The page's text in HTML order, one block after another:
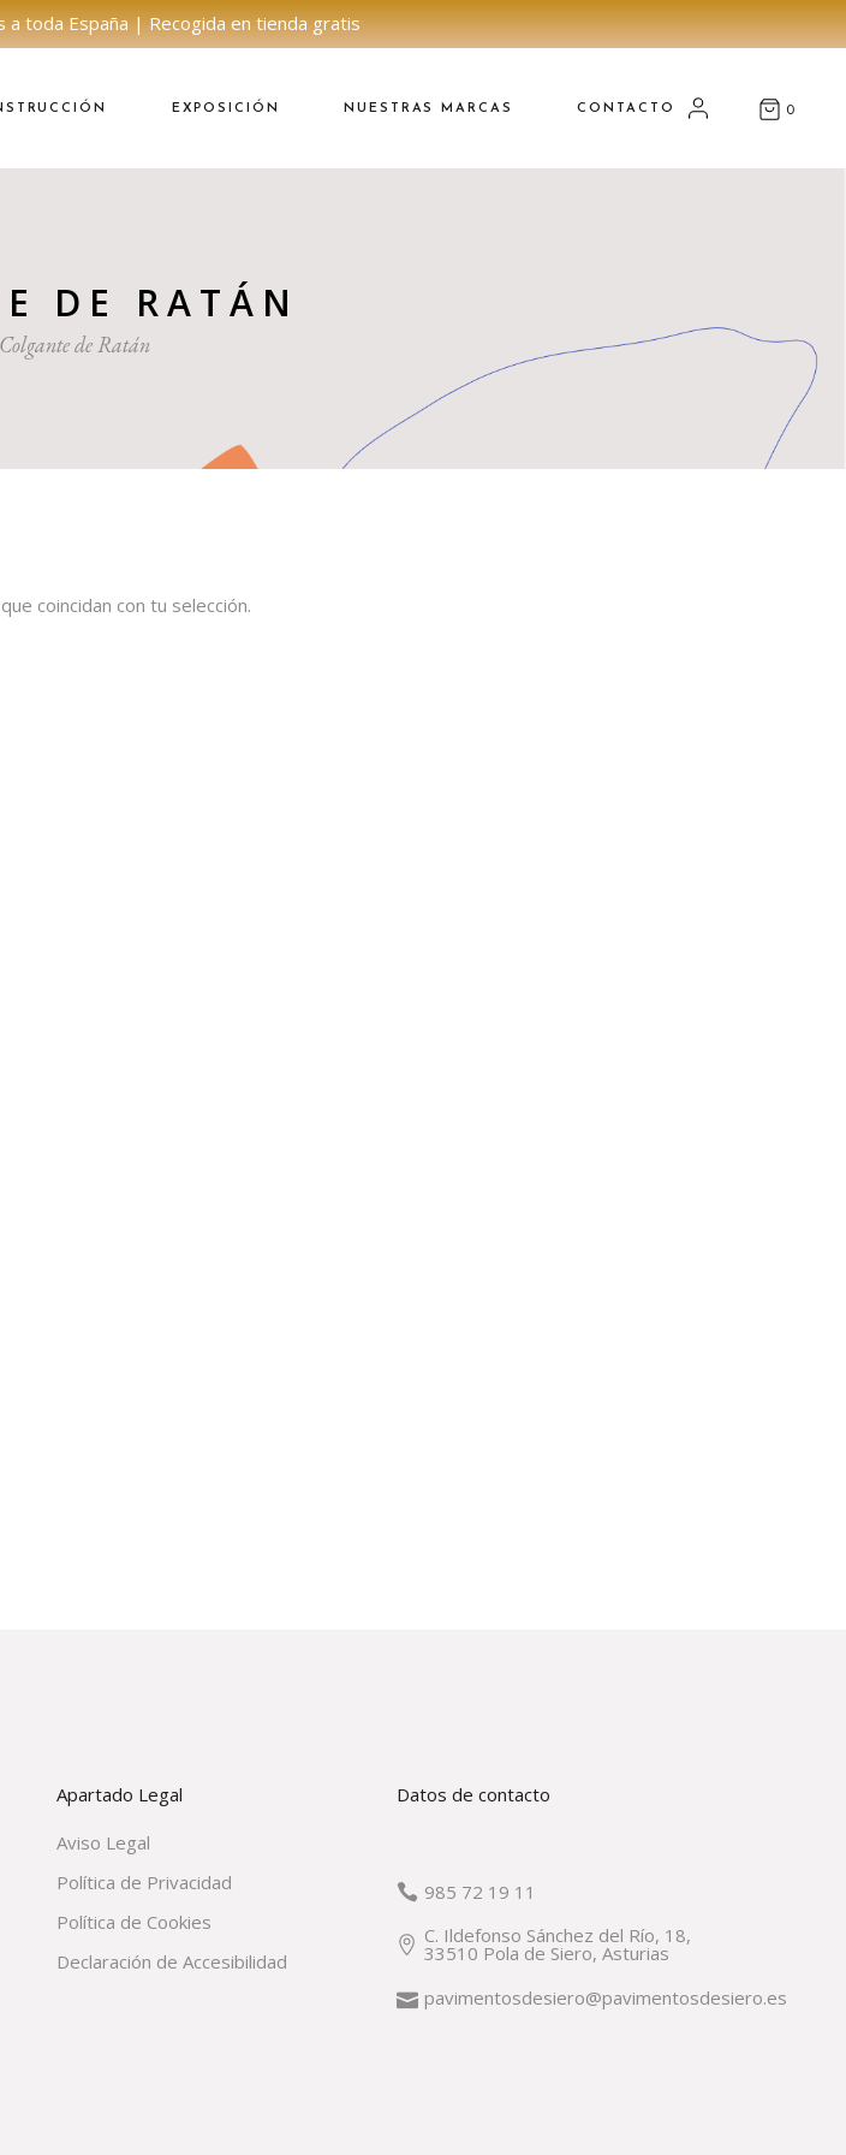
toda España | Recogida en tienda gratis
EXPOSICIÓN NUESTRAS MARCAS CONTACTO 0
DE RATÁN
Colgante de Ratán
coincidan con tu selección.
Apartado Legal
Aviso Legal
Política de Privacidad
Política de Cookies
Declaración de Accesibilidad
Datos de contacto
985 72 19 11
C. Ildefonso Sánchez del Río, 18,
33510 Pola de Siero, Asturias
pavimentosdesiero@pavimentosdesiero.es